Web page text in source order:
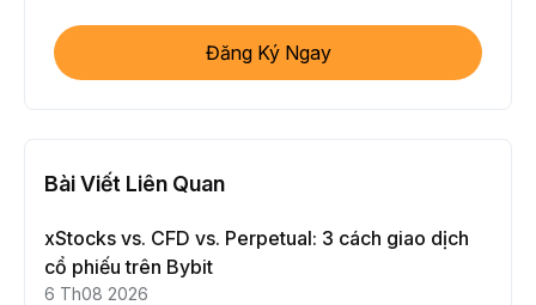
Đăng Ký Ngay
Bài Viết Liên Quan
xStocks vs. CFD vs. Perpetual: 3 cách giao dịch
cổ phiếu trên Bybit
6 Th08 2026